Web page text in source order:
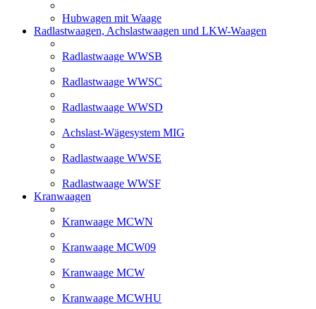
Hubwagen mit Waage
Radlastwaagen, Achslastwaagen und LKW-Waagen
Radlastwaage WWSB
Radlastwaage WWSC
Radlastwaage WWSD
Achslast-Wägesystem MIG
Radlastwaage WWSE
Radlastwaage WWSF
Kranwaagen
Kranwaage MCWN
Kranwaage MCW09
Kranwaage MCW
Kranwaage MCWHU